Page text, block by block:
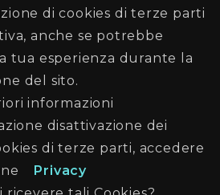
091 7403797
su
Cookie Policy
di cookies di terze parti
anche se potrebbe
tua esperienza durante la
del sito.
informazioni
disattivazione dei
di terze parti, accedere
Privacy